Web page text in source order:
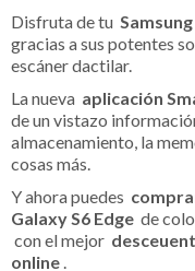
Disfruta de tu
gracias a sus potentes
escáner dactilar.
La nueva aplicación
de un vistazo
almacenamiento, la
cosas más.
Y ahora puedes
Galaxy S6 Edge de
con el mejor
online .